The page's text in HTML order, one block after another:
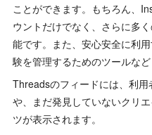
ことができます。もちろん、
ウントだけでなく、さらに多
能です。また、安心安全に利
験を管理するためのツールなど
Threadsのフィードには、利
や、まだ発見していないクリ
ツが表示されます。